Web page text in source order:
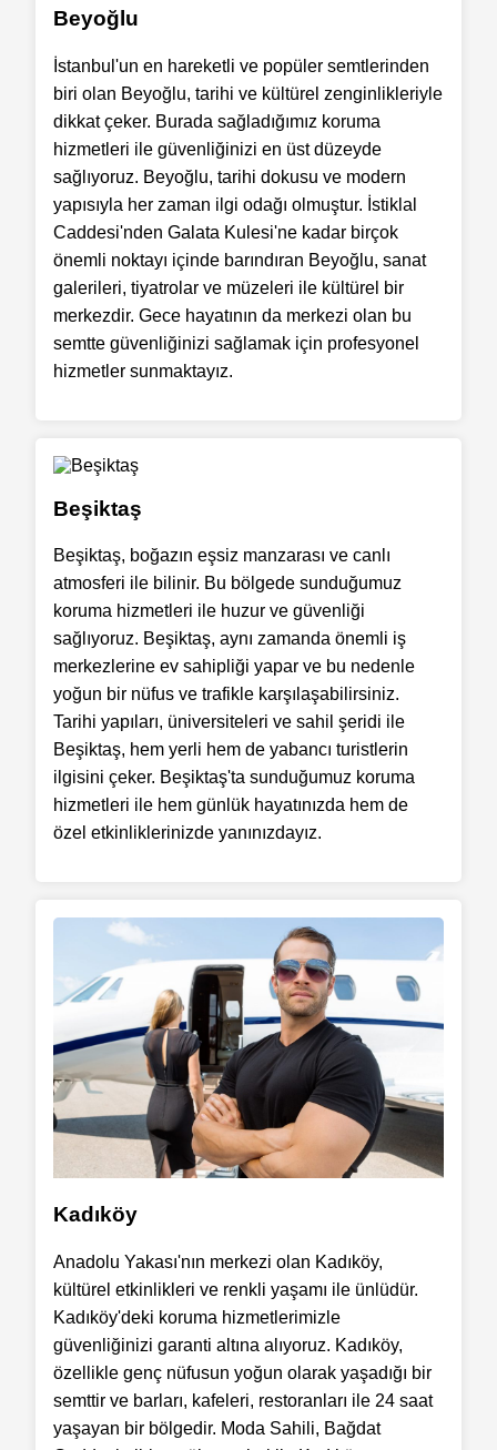
Beyoğlu
İstanbul'un en hareketli ve popüler semtlerinden
biri olan Beyoğlu, tarihi ve kültürel zenginlikleriyle
dikkat çeker. Burada sağladığımız koruma
hizmetleri ile güvenliğinizi en üst düzeyde
sağlıyoruz. Beyoğlu, tarihi dokusu ve modern
yapısıyla her zaman ilgi odağı olmuştur. İstiklal
Caddesi'nden Galata Kulesi'ne kadar birçok
önemli noktayı içinde barındıran Beyoğlu, sanat
galerileri, tiyatrolar ve müzeleri ile kültürel bir
merkezdir. Gece hayatının da merkezi olan bu
semtte güvenliğinizi sağlamak için profesyonel
hizmetler sunmaktayız.
Beşiktaş
Beşiktaş, boğazın eşsiz manzarası ve canlı
atmosferi ile bilinir. Bu bölgede sunduğumuz
koruma hizmetleri ile huzur ve güvenliği
sağlıyoruz. Beşiktaş, aynı zamanda önemli iş
merkezlerine ev sahipliği yapar ve bu nedenle
yoğun bir nüfus ve trafikle karşılaşabilirsiniz.
Tarihi yapıları, üniversiteleri ve sahil şeridi ile
Beşiktaş, hem yerli hem de yabancı turistlerin
ilgisini çeker. Beşiktaş'ta sunduğumuz koruma
hizmetleri ile hem günlük hayatınızda hem de
özel etkinliklerinizde yanınızdayız.
Kadıköy
Anadolu Yakası'nın merkezi olan Kadıköy,
kültürel etkinlikleri ve renkli yaşamı ile ünlüdür.
Kadıköy'deki koruma hizmetlerimizle
güvenliğinizi garanti altına alıyoruz. Kadıköy,
özellikle genç nüfusun yoğun olarak yaşadığı bir
semttir ve barları, kafeleri, restoranları ile 24 saat
yaşayan bir bölgedir. Moda Sahili, Bağdat